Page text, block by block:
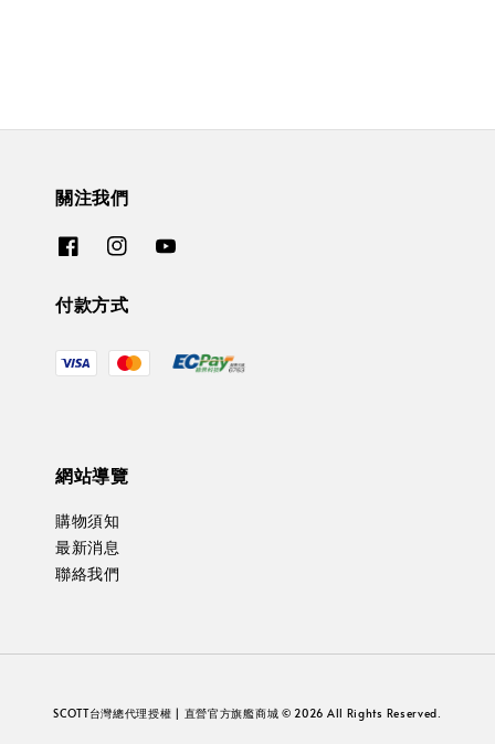
關注我們
付款方式
網站導覽
購物須知
最新消息
聯絡我們
SCOTT台灣總代理授權 | 直營官方旗艦商城 © 2026 All Rights Reserved.